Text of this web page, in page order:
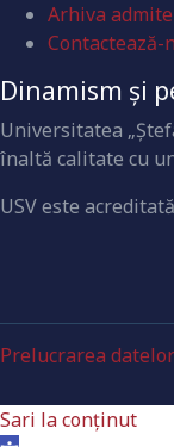
Arhiva
Contactează-
Dinamism și
Universitatea
înaltă calitate cu
USV este
Prelucrarea
Sari la conținut